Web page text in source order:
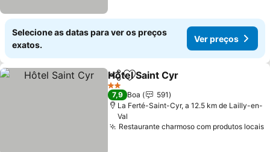
Selecione as datas para ver os preços
exatos.
Ver preços
PartilharAdicionar aos favoritos
Hôtel Saint Cyr
2 Estrelas
7,9 Boa
591
La Ferté-Saint-Cyr, a 12.5 km de Lailly-en-
Val
Restaurante charmoso com produtos locais